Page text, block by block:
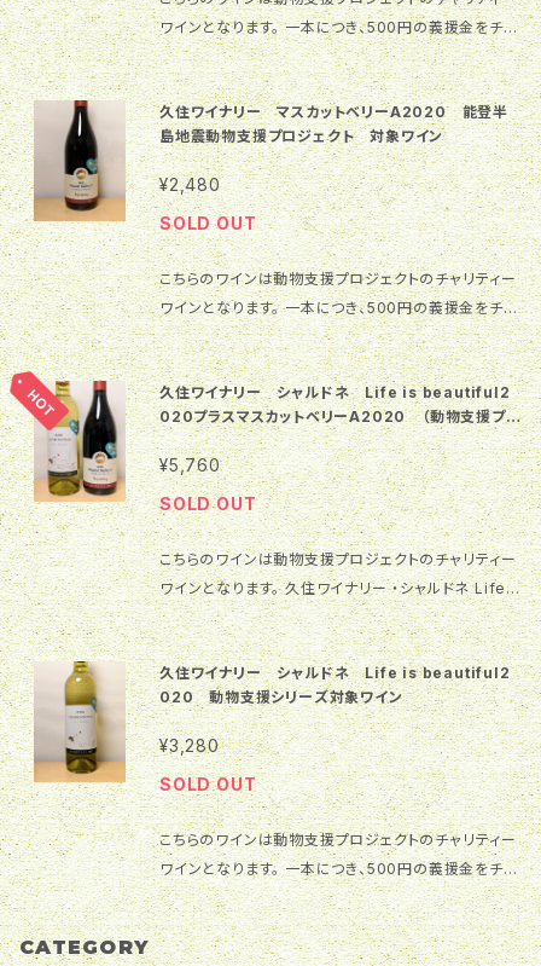
身魚のカルパッチョやさっぱりとした酢豚、白だしの唐
揚げなどと相性が良さそうです。 ワインの強い味わい
に合わせたハード系のチーズやレモンのクリームチー
ズなどと合わせてもいいでしょう。 TsunoWine＆Bak
eryからはチーズを使ったオリーブバトンやハニーチー
ズがおすすめです。
感はありますが、タンニンは柔らかく、南国らしい味わい
のシラーです。また、樽の雰囲気がいいアクセントにな
り、熟成した赤い果実のような風味が余韻を楽しませて
くれます。 ［今後の熟成にも］ バランスの良い味わいで
すが、若さも感じます。1年から2年は若くフレッシュな味
わいを、3年から5年は熟成による変化を楽しめそうで
す。 ［さまざまなお肉料理とのマリアージュが楽しめそ
う］ お肉料理との相性は間違いなく抜群です。赤身のス
テーキやローストビーフはもちろん、猪肉などのジビエ
やケバブなどの少し癖の強いお肉料理とのマリアージ
ュも楽しめそうです。10～15℃くらいの常温でお楽しみ
ください。 TSUNOWINE＆BAKERYのパンと合わせる
なら、紅茶鴨のパストラミサンドやノアレザンが相性ピ
ッタリです。
がアクセントになって、フレッシュでフルーティーな余韻
を構成しています。 ［幅広いお料理と合わせて］ 飲み頃
の温度は10～12℃あたりがおすすめです。 甘エビやホ
タテの貝柱など甘みのあるお刺身と相性抜群です。 旬
魚のカルパッチョや天婦羅、鶏肉のソテーとも合いそう
です。 都農ワインベーカリーのサーモンキッシュやクロ
ワッサンサンドと素敵な相性をみせます。
ル70% ・シャルドネ20% ・メルロー10% Alc:12.5%
容量720ml
ワインとなります。 一本につき、500円の義援金をチャ
リティー団体に寄付いたします。 詳しくはメインメニュ
ーの右上にある 「動物支援プロジェクト」 をクリックし
てください。 日本ワインを購入して戦禍の動物支援に
ご協力をお願いいたします！ ワイナリー様のHPからの
コメントになります。 久住自社農園産のシャルドネをス
テンレスタンク内で 6ヶ月間のシュールリー製法にて
熟成。 あふれる果実味と、高原ならではのしなやかな
酸、 フィネスを感じられる余韻が特徴です。 原料葡萄:
シャルドネ(久住自社農園産) Alc:12.5% 容量720ml
2022年日本ワインコンクール銅賞(欧州系白部
門)受賞 2021香港インターナショナルワイン&スピリッ
ツ銀賞受賞 2021ボルドー酒チャレンジ銅賞受賞
久住ワイナリー マスカットベリーA2020 能登半
島地震動物支援プロジェクト 対象ワイン
¥2,480
SOLD OUT
こちらのワインは動物支援プロジェクトのチャリティー
ワインとなります。 一本につき、500円の義援金をチャ
リティー団体に寄付いたします。 詳しくはメインメニュ
ーの右上にある 動物支援プロジェクト をクリックして
ください。 日本ワインを購入して戦禍の動物支援にご
協力をお願いいたします！ ワイナリー様のH.Pからのコ
メントになります。 マスカットベリーAを主体に山葡萄
系品種くしふるの夢を少量ブレンド。 ボディはしっかり、
ベリーA特有の甘い香りと滑らかなタンニン、山葡萄由
来の旨味とコクが楽しめます。
久住ワイナリー シャルドネ Life is beautiful2
020プラスマスカットベリーA2020 （動物支援プロ
ジェクト）
¥5,760
SOLD OUT
こちらのワインは動物支援プロジェクトのチャリティー
ワインとなります。 久住ワイナリー ・シャルドネ Life i
s beautiful2020 ・マスカットベリーA2020 二本セッ
トで1,000円の義援金を寄付させて頂きます。 詳しくは
メインメニューの右上にある 動物支援プロジェクト を
クリックしてください。 日本ワインを購入して戦禍の動
物支援にご協力をお願いいたします！
久住ワイナリー シャルドネ Life is beautiful2
020 動物支援シリーズ対象ワイン
¥3,280
SOLD OUT
こちらのワインは動物支援プロジェクトのチャリティー
ワインとなります。 一本につき、500円の義援金をチャ
リティー団体に寄付いたします。 詳しくはメインメニュ
ーの右上にある 動物支援プロジェクト をクリックして
ください。 日本ワインを購入して戦禍の動物支援にご
CATEGORY